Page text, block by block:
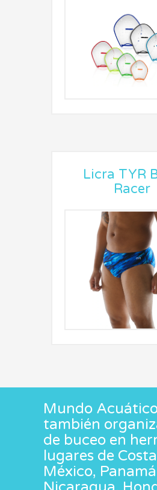
Licra TYR
Racer
Mundo
también
de buceo en
lugares de
México,